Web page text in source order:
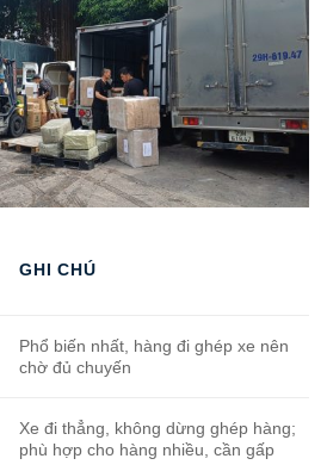
GHI CHÚ
Phổ biến nhất, hàng đi ghép xe nên
chờ đủ chuyến
Xe đi thẳng, không dừng ghép hàng;
phù hợp cho hàng nhiều, cần gấp